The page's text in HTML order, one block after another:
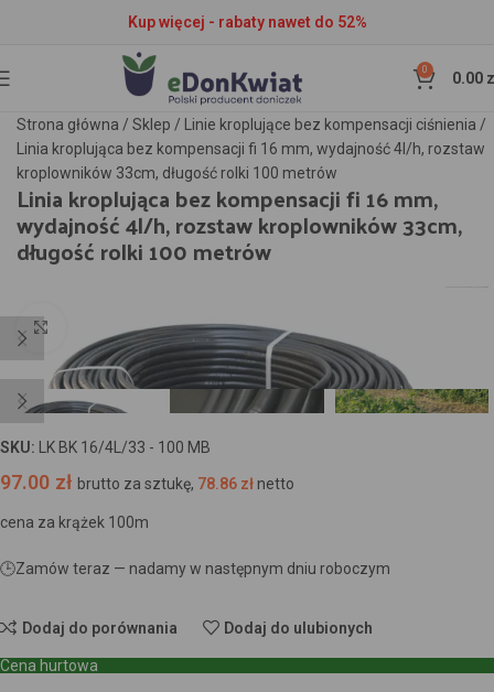
Kup więcej - rabaty nawet do 52%
0 0.00
Strona główna / Sklep / Linie kroplujące bez kompensacji ciśnienia /
Linia kroplująca bez kompensacji fi 16 mm, wydajność 4l/h, rozstaw
kroplowników 33cm, długość rolki 100 metrów
Linia kroplująca bez kompensacji fi 16 mm,
wydajność 4l/h, rozstaw kroplowników 33cm,
długość rolki 100 metrów
Kliknij aby powiększyć
SKU: LK BK 16/4L/33 - 100 MB
97.00 zł brutto za sztukę, 78.86 zł netto
cena za krążek 100m
🕒Zamów teraz — nadamy w następnym dniu roboczym
Dodaj do porównania Dodaj do ulubionych
Cena hurtowa